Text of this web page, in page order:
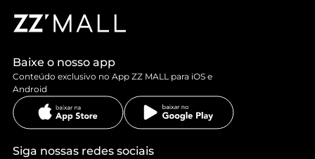
Baixe o nosso app
Conteúdo exclusivo no App ZZ MALL para iOS e
Android
Siga nossas redes sociais